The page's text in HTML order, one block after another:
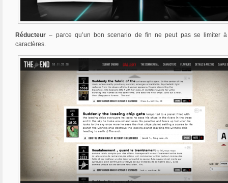
Réducteur– parce qu’un bon scenario de fin ne peut pas se limiter
caractères.